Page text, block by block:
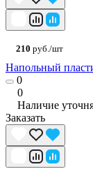
210 руб./шт
Напольный
0
0
Наличие
Заказать